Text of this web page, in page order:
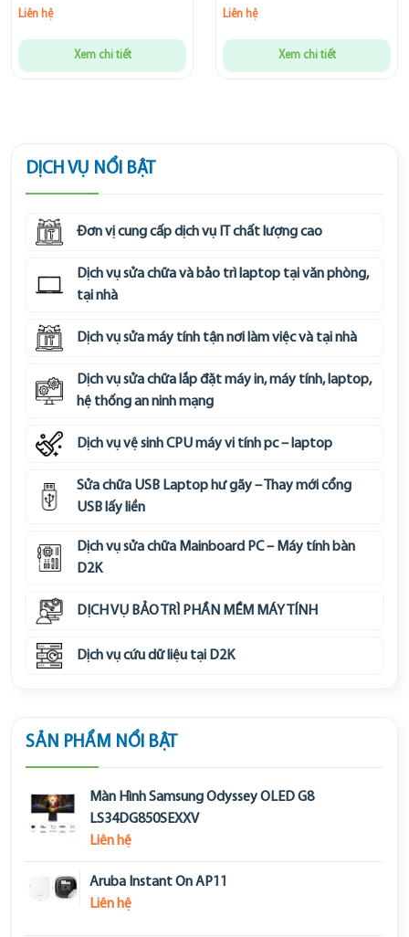
Liên hệ
Xem chi tiết
Liên hệ
Xem chi tiết
DỊCH VỤ NỔI BẬT
Đơn vị cung cấp dịch vụ IT chất lượng cao
Dịch vụ sửa chữa và bảo trì laptop tại văn phòng,
tại nhà
Dịch vụ sửa máy tính tận nơi làm việc và tại nhà
Dịch vụ sửa chữa lắp đặt máy in, máy tính, laptop,
hệ thống an ninh mạng
Dịch vụ vệ sinh CPU máy vi tính pc – laptop
Sửa chữa USB Laptop hư gãy – Thay mới cổng
USB lấy liền
Dịch vụ sửa chữa Mainboard PC – Máy tính bàn
D2K
DỊCH VỤ BẢO TRÌ PHẦN MỀM MÁY TÍNH
Dịch vụ cứu dữ liệu tại D2K
SẢN PHẨM NỔI BẬT
Màn Hình Samsung Odyssey OLED G8
LS34DG850SEXXV
Liên hệ
Aruba Instant On AP11
Liên hệ